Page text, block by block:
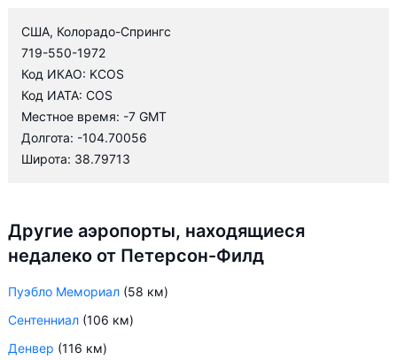
США, Колорадо-Спрингс
719-550-1972
Код ИКАО: KCOS
Код ИАТА: COS
Местное время: -7 GMT
Долгота: -104.70056
Широта: 38.79713
Другие аэропорты, находящиеся
недалеко от Петерсон-Филд
Пуэбло Мемориал (58 км)
Сентенниал (106 км)
Денвер (116 км)